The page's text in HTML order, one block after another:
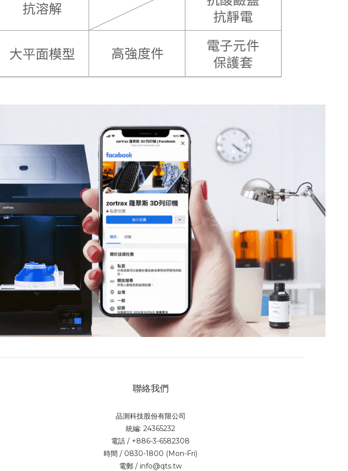
聯絡我們
品測科技股份有限公司
統編: 24365232
電話 / +886-3-6582308
時間 / 0830-1800 (Mon-Fri)
電郵 / info@qts.tw